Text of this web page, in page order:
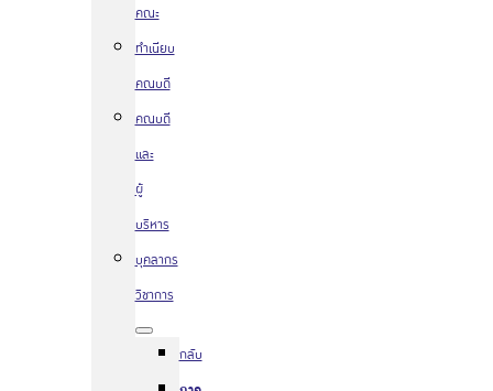
คณะ
ทำเนียบ
คณบดี
คณบดี
และ
ผู้
บริหาร
บุคลากร
วิชาการ
กลับ